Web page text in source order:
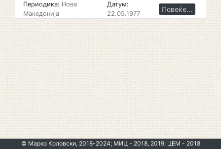
Периодика: Нова
Македонија
Датум:
22.05.1977
Повеќе...
© Марко Коловски, 2018-2024; МИЦ - 2018, 2019; ЦЕМ - 2018